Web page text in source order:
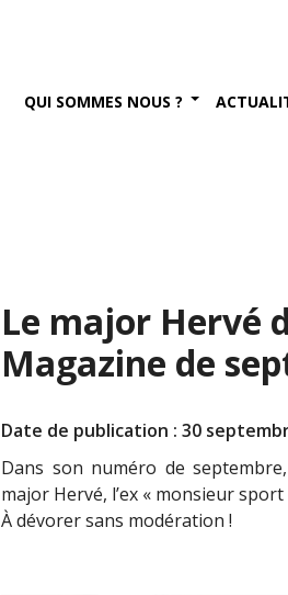
QUI SOMMES NOUS ?
Le major Hervé
Magazine de
Date de publication : 30
Dans son numéro de
major Hervé, l’ex « monsieur sport
À dévorer sans modération !